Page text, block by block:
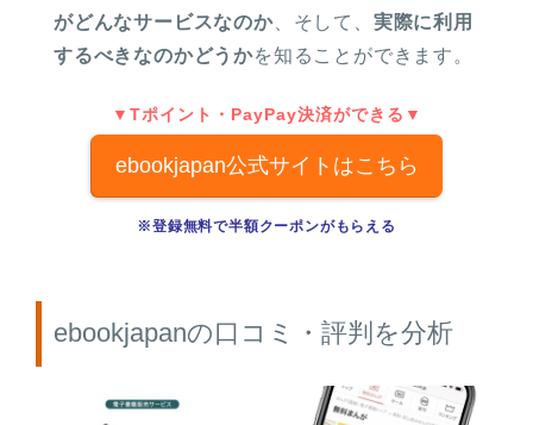
がどんなサービスなのか、そして、 実際に利用
するべきなのかどうかを知ることができます。
▼Tポイント・PayPay決済ができる▼
ebookjapan公式サイトはこちら
※登録無料で半額クーポンがもらえる
ebookjapanの口コミ・評判を分析